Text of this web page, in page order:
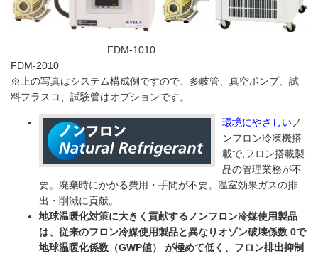
FDM-1010
FDM-2010
※上の写真はシステム構成例ですので、多岐管、真空ポンプ、試
料フラスコ、試験管はオプションです。
環境にやさしい ノ
ンフロン冷凍機搭
載で,フロン搭載製
品の管理業務が不
要。廃棄時にかかる費用・手間が不要。温室効果ガスの排
出・削減に貢献。
地球温暖化対策に大きく貢献するノンフロン冷媒使用製品
は、従来のフロン冷媒使用製品と異なりオゾン破壊係数 0で
地球温暖化係数（GWP値） が極めて低く、フロン排出抑制